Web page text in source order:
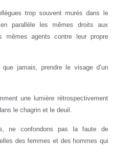
trop souvent murés dans le
parallèle les mêmes droits aux
mêmes agents contre leur propre
jamais, prendre le visage d’un
une lumière rétrospectivement
le chagrin et le deuil.
ne confondons pas la faute de
des femmes et des hommes qui